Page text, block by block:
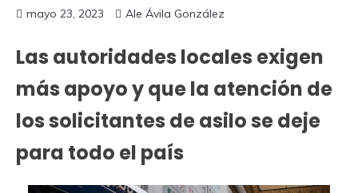
mayo 23, 2023 Ale Ávila González
Las autoridades locales exigen
más apoyo y que la atención de
los solicitantes de asilo se deje
para todo el país